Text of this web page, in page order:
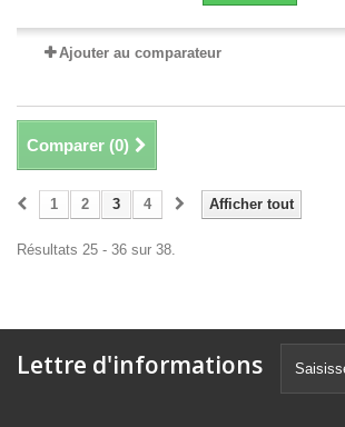
Ajouter au comparateur
Comparer (0)
Afficher tout
1 2 3 4
Résultats 25 - 36 sur 38.
Lettre d'informations